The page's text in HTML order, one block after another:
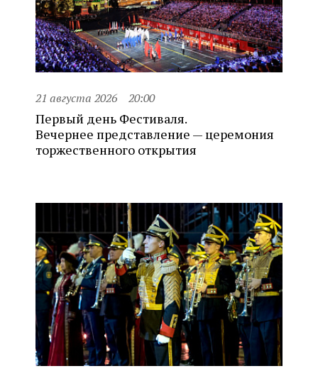
21 августа 2026 20:00
Первый день Фестиваля.
Вечернее представление — церемония
торжественного открытия